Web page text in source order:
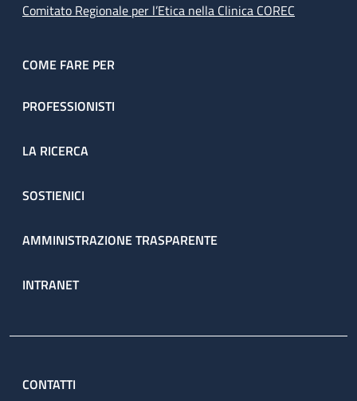
Comitato Regionale per l’Etica nella Clinica COREC
COME FARE PER
PROFESSIONISTI
LA RICERCA
SOSTIENICI
AMMINISTRAZIONE TRASPARENTE
INTRANET
CONTATTI